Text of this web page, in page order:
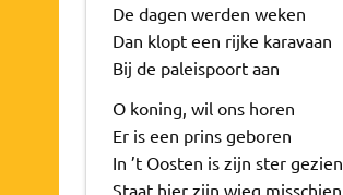
De dagen werden weken
Dan klopt een rijke karavaan
Bij de paleispoort aan
O koning, wil ons horen
Er is een prins geboren
In ’t Oosten is zijn ster gezien
Staat hier zijn wieg misschien